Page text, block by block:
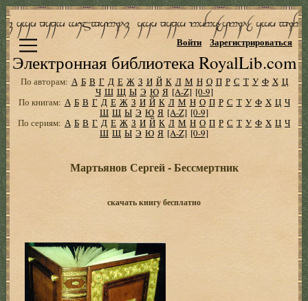
Электронная библиотека RoyalLib.com
Войти Зарегистрироваться
По авторам: А Б В Г Д Е Ж З И Й К Л М Н О П Р С Т У Ф Х Ц
Ч Ш Щ Ы Э Ю Я [A-Z] [0-9]
По книгам: А Б В Г Д Е Ж З И Й К Л М Н О П Р С Т У Ф Х Ц Ч
Ш Щ Ы Э Ю Я [A-Z] [0-9]
По сериям: А Б В Г Д Е Ж З И Й К Л М Н О П Р С Т У Ф Х Ц Ч
Ш Щ Ы Э Ю Я [A-Z] [0-9]
Мартьянов Сергей - Бессмертник
скачать книгу бесплатно